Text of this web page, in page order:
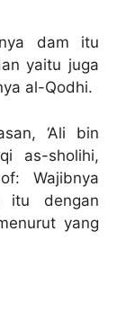
dam itu
yaitu juga
al-Qodhi.
‘Ali bin
as-sholihi,
Wajibnya
itu dengan
yang